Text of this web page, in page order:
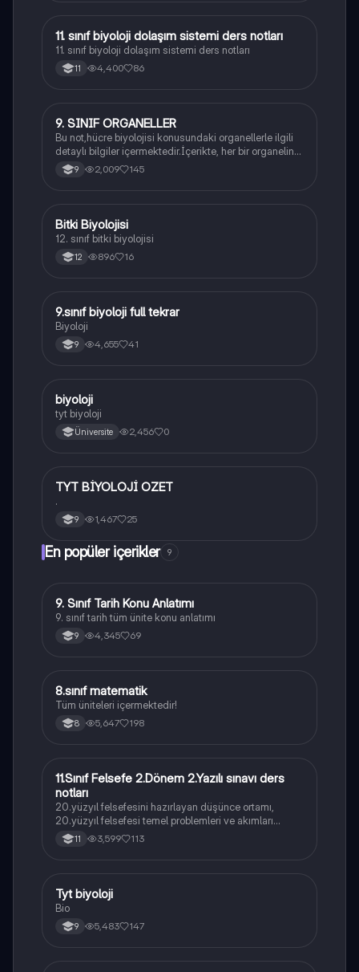
Biyoloji
11. sınıf biyoloji dolaşım sistemi ders notları
11. sınıf biyoloji dolaşım sistemi ders notları
11 4,400 86
Biyoloji
9. SINIF ORGANELLER
Bu not,hücre biyolojisi konusundaki organellerle ilgili
detaylı bilgiler içermektedir.İçerikte, her bir organelin
yapısı,fonksiyonları ve hücre içindeki rolü
açıklanmaktadır.
9 2,009 145
Biyoloji
Bitki Biyolojisi
12. sınıf bitki biyolojisi
12 896 16
Biyoloji
9.sınıf biyoloji full tekrar
Biyoloji
9 4,655 41
BBiyoloji
biyoloji
tyt biyoloji
Üniversite 2,456 0
Biyoloji
TYT BİYOLOJİ OZET
.
9 1,467 25
En popüler içerikler 9
Tarih
9. Sınıf Tarih Konu Anlatımı
9. sınıf tarih tüm ünite konu anlatımı
9 4,345 69
Matematik
8.sınıf matematik
Tüm üniteleri içermektedir!
8 5,647 198
Felsefe
11.Sınıf Felsefe 2.Dönem 2.Yazılı sınavı ders
notları
20.yüzyıl felsefesini hazırlayan düşünce ortamı,
20.yüzyıl felsefesi temel problemleri ve akımları
konularını içermektedir
11 3,599 113
Biyoloji
Tyt biyoloji
Bio
9 5,483 147